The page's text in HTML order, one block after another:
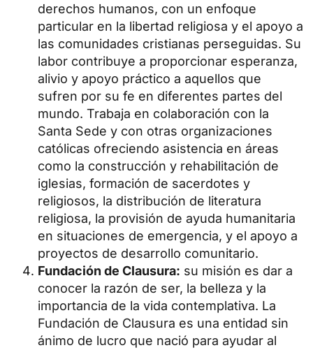
derechos humanos, con un enfoque
particular en la libertad religiosa y el apoyo a
las comunidades cristianas perseguidas. Su
labor contribuye a proporcionar esperanza,
alivio y apoyo práctico a aquellos que
sufren por su fe en diferentes partes del
mundo. Trabaja en colaboración con la
Santa Sede y con otras organizaciones
católicas ofreciendo asistencia en áreas
como la construcción y rehabilitación de
iglesias, formación de sacerdotes y
religiosos, la distribución de literatura
religiosa, la provisión de ayuda humanitaria
en situaciones de emergencia, y el apoyo a
proyectos de desarrollo comunitario.
Fundación de Clausura: su misión es dar a
conocer la razón de ser, la belleza y la
importancia de la vida contemplativa. La
Fundación de Clausura es una entidad sin
ánimo de lucro que nació para ayudar al